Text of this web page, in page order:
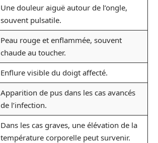
Une douleur aiguë autour de l’ongle,
souvent pulsatile.
Peau rouge et enflammée, souvent
chaude au toucher.
Enflure visible du doigt affecté.
Apparition de pus dans les cas avancés
de l’infection.
Dans les cas graves, une élévation de la
température corporelle peut survenir.